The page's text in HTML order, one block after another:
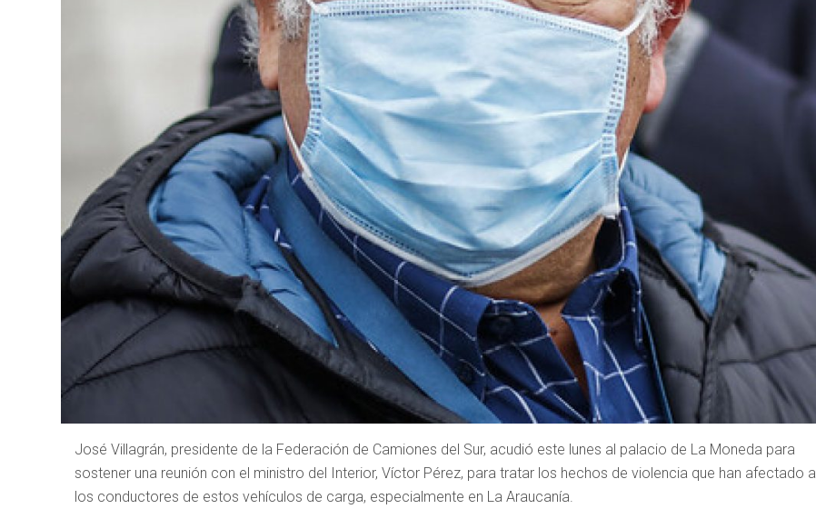
José Villagrán, presidente de la Federación de Camiones del Sur, acudió este lunes al palacio de La Moneda para
sostener una reunión con el ministro del Interior, Víctor Pérez, para tratar los hechos de violencia que han afectado a
los conductores de estos vehículos de carga, especialmente en La Araucanía.